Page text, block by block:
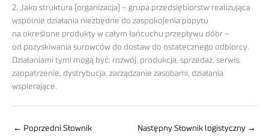
2. Jako struktura (organizacja) – grupa przedsiębiorstw realizująca
wspólnie działania niezbędne do zaspokojenia popytu
na określone produkty w całym łańcuchu przepływu dóbr –
od pozyskiwania surowców do dostaw do ostatecznego odbiorcy.
Działaniami tymi mogą być: rozwój, produkcja, sprzedaż, serwis,
zaopatrzenie, dystrybucja, zarządzanie zasobami, działania
wspierające.
← Poprzedni Słownik
Następny Słownik logistyczny →